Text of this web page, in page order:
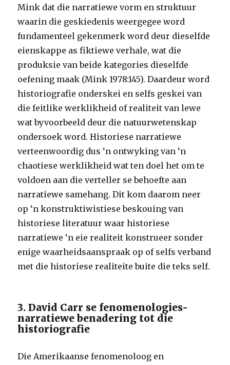
Mink dat die narratiewe vorm en struktuur
waarin die geskiedenis weergegee word
fundamenteel gekenmerk word deur dieselfde
eienskappe as fiktiewe verhale, wat die
produksie van beide kategories dieselfde
oefening maak (Mink 1978:145). Daardeur word
historiografie onderskei en selfs geskei van
die feitlike werklikheid of realiteit van lewe
wat byvoorbeeld deur die natuurwetenskap
ondersoek word. Historiese narratiewe
verteenwoordig dus ‘n ontwyking van ‘n
chaotiese werklikheid wat ten doel het om te
voldoen aan die verteller se behoefte aan
narratiewe samehang. Dit kom daarom neer
op ‘n konstruktiwistiese beskouing van
historiese literatuur waar historiese
narratiewe ‘n eie realiteit konstrueer sonder
enige waarheidsaanspraak op of selfs verband
met die historiese realiteite buite die teks self.
3. David Carr se fenomenologies-
narratiewe benadering tot die
historiografie
Die Amerikaanse fenomenoloog en